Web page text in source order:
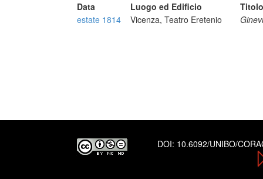
Data Luogo ed Edificio
Titolo
estate 1814
Vicenza, Teatro Eretenio
DOI: 10.6092/UNIBO/